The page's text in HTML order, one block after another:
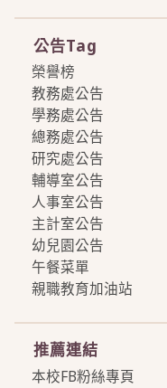
公告Tag
榮譽榜
教務處公告
學務處公告
總務處公告
研究處公告
輔導室公告
人事室公告
主計室公告
幼兒園公告
午餐菜單
親職教育加油站
推薦連結
本校FB粉絲專頁